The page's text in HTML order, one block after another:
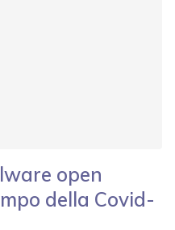
open
della Covid-